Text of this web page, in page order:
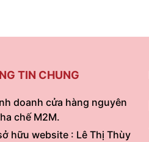
TIN CHUNG
doanh cửa hàng nguyên
chế M2M.
hữu website : Lê Thị Thùy